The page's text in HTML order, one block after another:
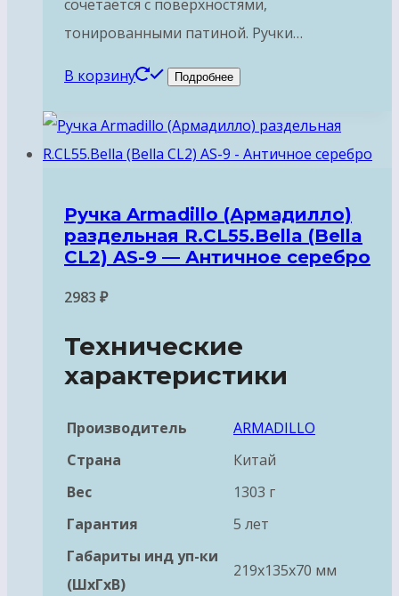
сочетается с поверхностями,
тонированными патиной. Ручки…
В корзину Подробнее
Ручка Armadillo (Армадилло)
раздельная R.CL55.Bella (Bella
CL2) AS-9 — Античное серебро
2983 ₽
Технические
характеристики
Производитель
ARMADILLO
Страна
Китай
Вес
1303 г
Гарантия
5 лет
Габариты инд уп-ки
(ШхГхВ)
219x135x70 мм